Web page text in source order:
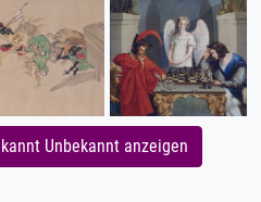
Unbekannt anzeigen